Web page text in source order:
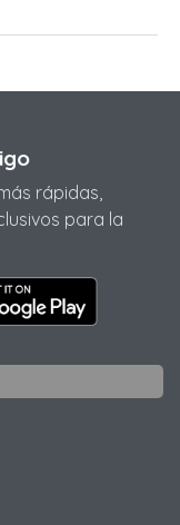
rápidas,
para la